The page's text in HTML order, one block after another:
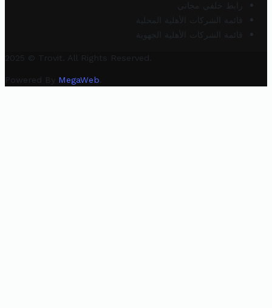
رابط خلفي مجاني
قائمة الشركات الأهلية المحلية
قائمة الشركات الأهلية الجهوية
2025 © Trovit. All Rights Reserved.
Powered By MegaWeb